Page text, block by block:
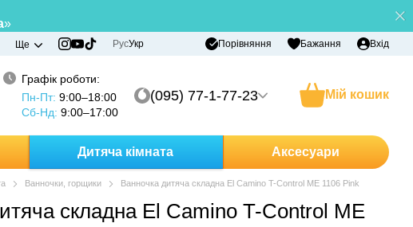
»
Ще РусУкр Порівняння Бажання Вхід
Графік роботи:
Пн-Пт: 9:00–18:00
Сб-Нд: 9:00–17:00
(095) 77-1-77-23 Мій кошик
Дитяча кімната Аксесуари
Ванночки, горщики Ванночка дитяча складна El Camino T-Control ME 1106 Pink
складна El Camino T-Control ME